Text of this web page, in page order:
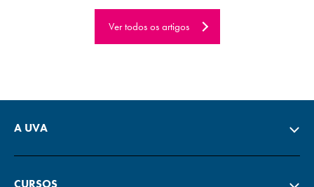
Ver todos os artigos
A UVA
CURSOS